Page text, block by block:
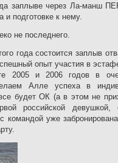
заплыве через Ла-манш
и подготовке к нему.
не последнего.
года состоится заплыв
опыт участия в
2005 и 2006 годов в
Алле успеха в
будет ОК (а в этом не
российской
командой уже